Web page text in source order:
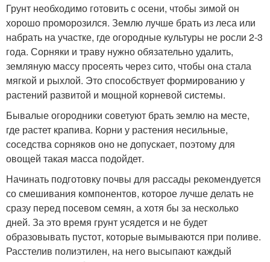
Грунт необходимо готовить с осени, чтобы зимой он
хорошо проморозился. Землю лучше брать из леса или
набрать на участке, где огородные культуры не росли 2-3
года. Сорняки и траву нужно обязательно удалить,
земляную массу просеять через сито, чтобы она стала
мягкой и рыхлой. Это способствует формированию у
растений развитой и мощной корневой системы.
Бывалые огородники советуют брать землю на месте,
где растет крапива. Корни у растения несильные,
соседства сорняков оно не допускает, поэтому для
овощей такая масса подойдет.
Начинать подготовку почвы для рассады рекомендуется
со смешивания компонентов, которое лучше делать не
сразу перед посевом семян, а хотя бы за несколько
дней. За это время грунт усядется и не будет
образовывать пустот, которые вымываются при поливе.
Расстелив полиэтилен, на него высыпают каждый